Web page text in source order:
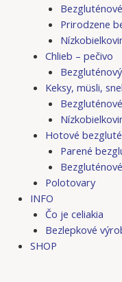
Prirodzene
Chlieb – pečivo
Keksy, müsli,
Hotové
Parené
Polotovary
INFO
Čo je celiakia
Bezlepkové
SHOP